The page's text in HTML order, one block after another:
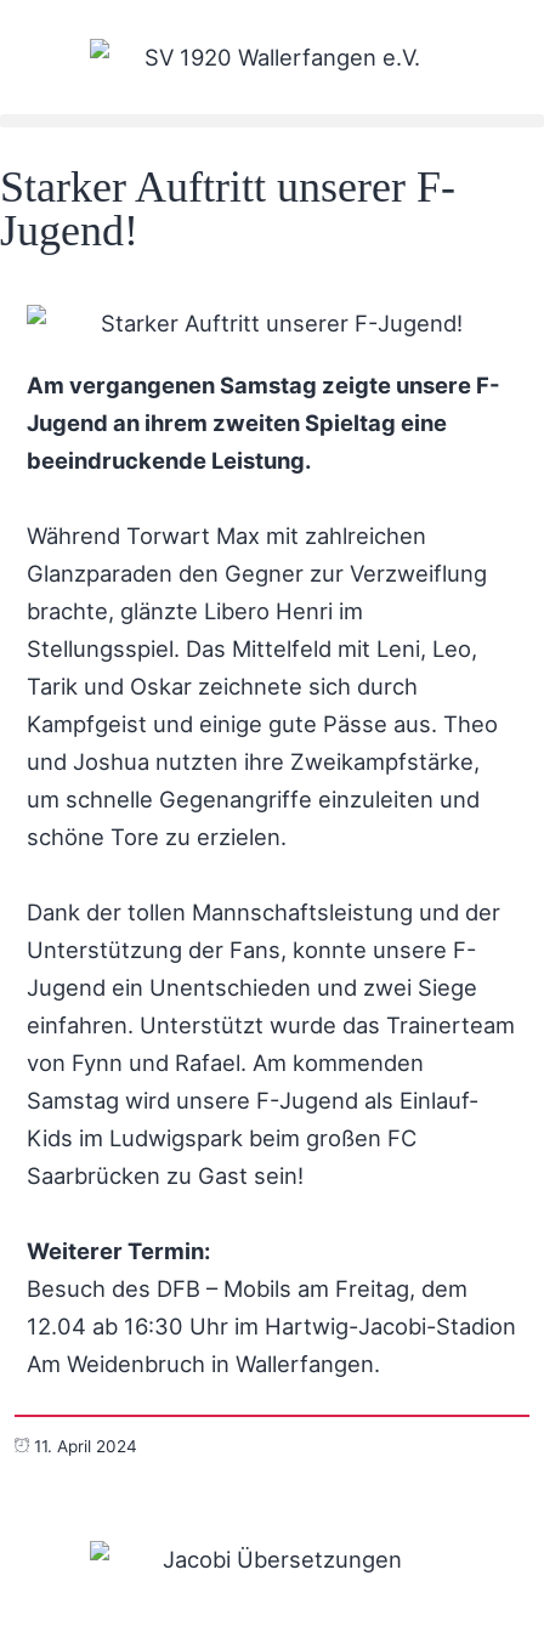
Starker Auftritt unserer F-
Jugend!
Am vergangenen Samstag zeigte unsere F-
Jugend an ihrem zweiten Spieltag eine
beeindruckende Leistung.
Während Torwart Max mit zahlreichen
Glanzparaden den Gegner zur Verzweiflung
brachte, glänzte Libero Henri im
Stellungsspiel. Das Mittelfeld mit Leni, Leo,
Tarik und Oskar zeichnete sich durch
Kampfgeist und einige gute Pässe aus. Theo
und Joshua nutzten ihre Zweikampfstärke,
um schnelle Gegenangriffe einzuleiten und
schöne Tore zu erzielen.
Dank der tollen Mannschaftsleistung und der
Unterstützung der Fans, konnte unsere F-
Jugend ein Unentschieden und zwei Siege
einfahren. Unterstützt wurde das Trainerteam
von Fynn und Rafael. Am kommenden
Samstag wird unsere F-Jugend als Einlauf-
Kids im Ludwigspark beim großen FC
Saarbrücken zu Gast sein!
Weiterer Termin:
Besuch des DFB – Mobils am Freitag, dem
12.04 ab 16:30 Uhr im Hartwig-Jacobi-Stadion
Am Weidenbruch in Wallerfangen.
11. April 2024